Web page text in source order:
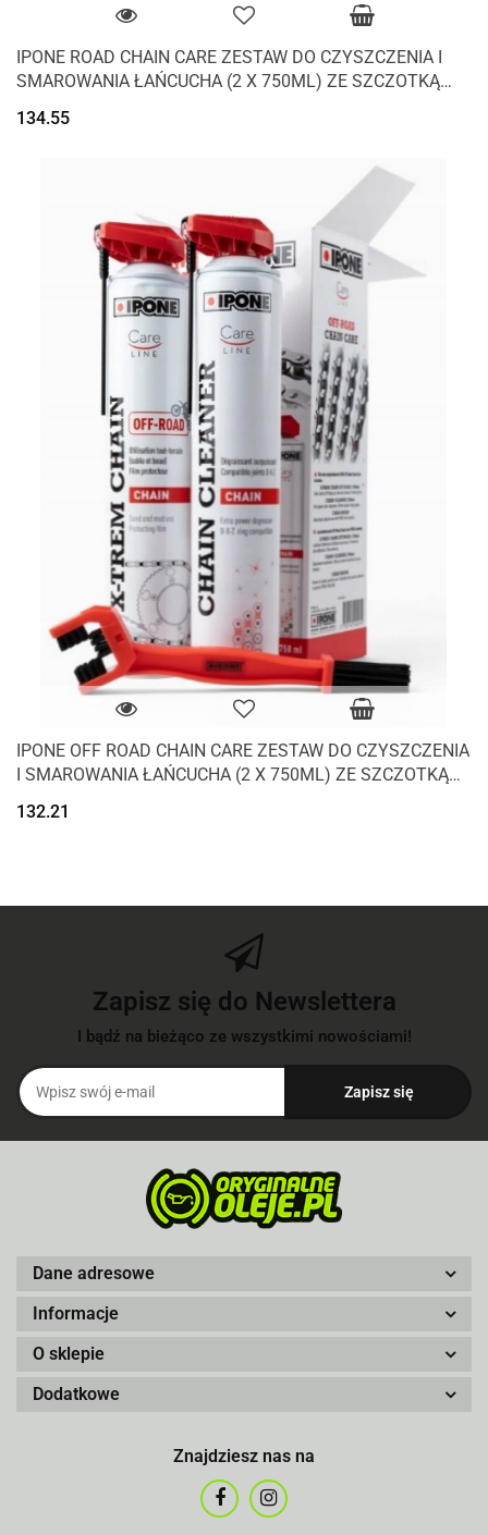
IPONE ROAD CHAIN CARE ZESTAW DO CZYSZCZENIA I
SMAROWANIA ŁAŃCUCHA (2 X 750ML) ZE SZCZOTKĄ
134.55
IPONE OFF ROAD CHAIN CARE ZESTAW DO CZYSZCZENIA
I SMAROWANIA ŁAŃCUCHA (2 X 750ML) ZE SZCZOTKĄ
132.21
Zapisz się do Newslettera
I bądź na bieżąco ze wszystkimi nowościami!
Dane adresowe
Informacje
O sklepie
Dodatkowe
Znajdziesz nas na